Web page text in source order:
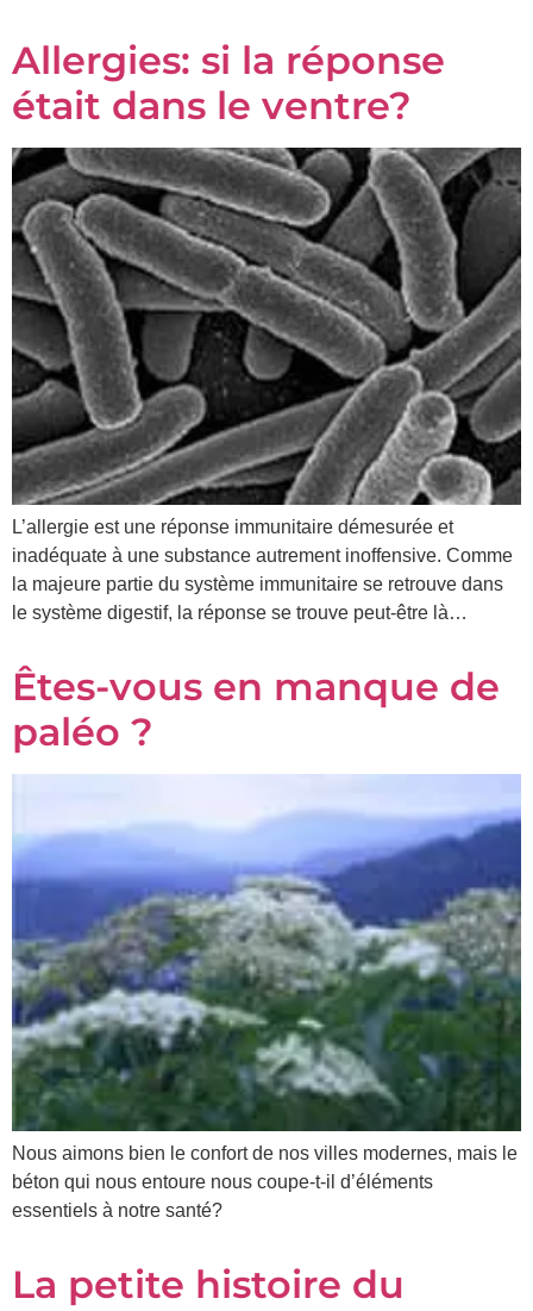
Allergies: si la réponse
était dans le ventre?
L’allergie est une réponse immunitaire démesurée et
inadéquate à une substance autrement inoffensive. Comme
la majeure partie du système immunitaire se retrouve dans
le système digestif, la réponse se trouve peut-être là…
Êtes-vous en manque de
paléo ?
Nous aimons bien le confort de nos villes modernes, mais le
béton qui nous entoure nous coupe-t-il d’éléments
essentiels à notre santé?
La petite histoire du